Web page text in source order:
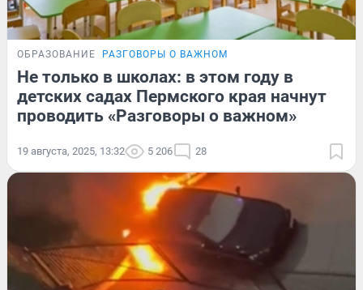
ОБРАЗОВАНИЕ РАЗГОВОРЫ О ВАЖНОМ
Не только в школах: в этом году в
детских садах Пермского края начнут
проводить «Разговоры о важном»
19 августа, 2025, 13:32 5 206 28